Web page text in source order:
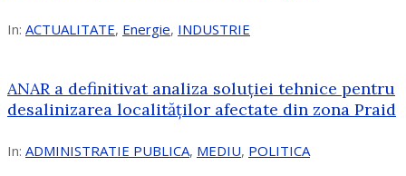
In: ACTUALITATE, Energie, INDUSTRIE
ANAR a definitivat analiza soluției tehnice pentru
desalinizarea localităților afectate din zona Praid
In: ADMINISTRATIE PUBLICA, MEDIU, POLITICA